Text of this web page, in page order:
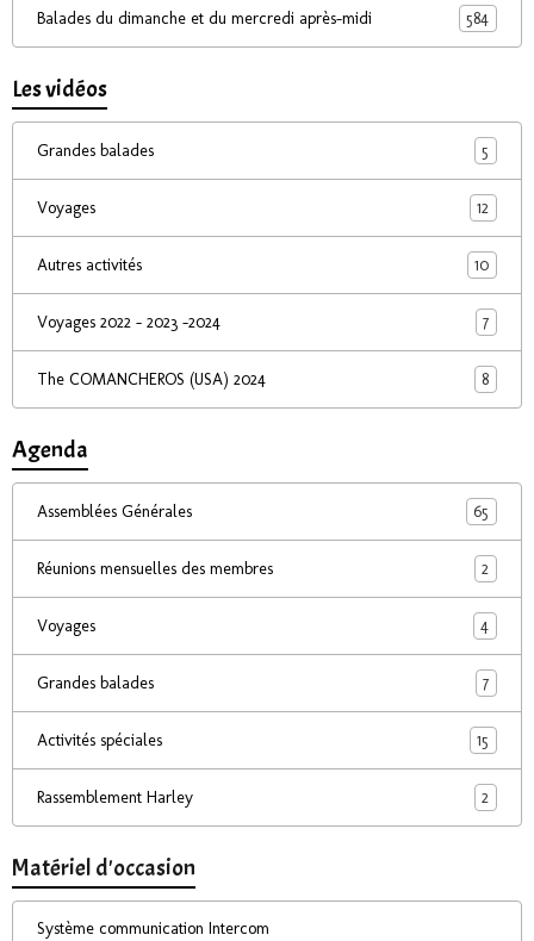
Balades du dimanche et du mercredi après-midi 584
Les vidéos
Grandes balades 5
Voyages 12
Autres activités 10
Voyages 2022 - 2023 -2024 7
The COMANCHEROS (USA) 2024 8
Agenda
Assemblées Générales 65
Réunions mensuelles des membres 2
Voyages 4
Grandes balades 7
Activités spéciales 15
Rassemblement Harley 2
Matériel d'occasion
Système communication Intercom